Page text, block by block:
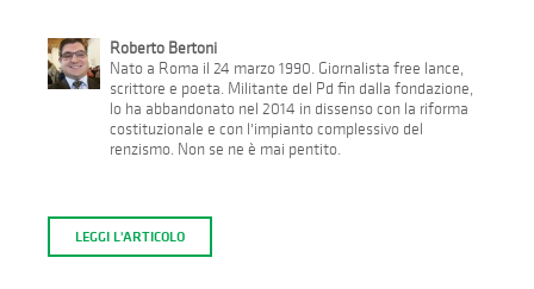
Roberto Bertoni
Nato a Roma il 24 marzo 1990. Giornalista free lance,
scrittore e poeta. Militante del Pd fin dalla fondazione,
lo ha abbandonato nel 2014 in dissenso con la riforma
costituzionale e con l'impianto complessivo del
renzismo. Non se ne è mai pentito.
LEGGI L'ARTICOLO